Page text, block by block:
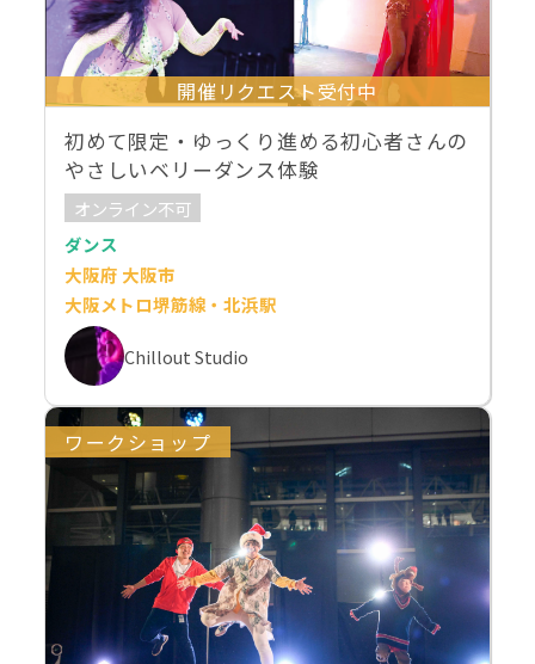
開催リクエスト受付中
初めて限定・ゆっくり進める初心者さんの
やさしいベリーダンス体験
オンライン不可
ダンス
大阪府 大阪市
大阪メトロ堺筋線・北浜駅
Chillout Studio
ワークショップ